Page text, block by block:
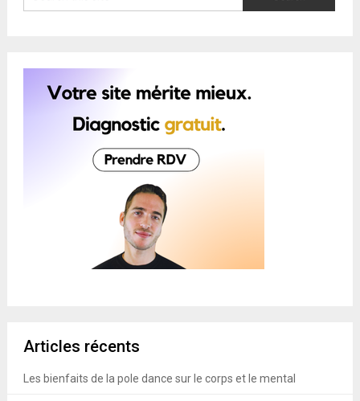
Articles récents
Les bienfaits de la pole dance sur le corps et le mental